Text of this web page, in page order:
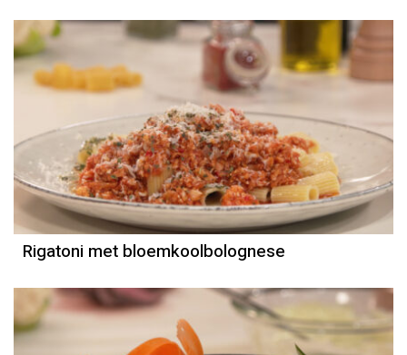
Recept
Sandra Ysbrandy
Rigatoni met bloemkoolbolognese